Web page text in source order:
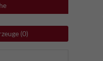
(0)